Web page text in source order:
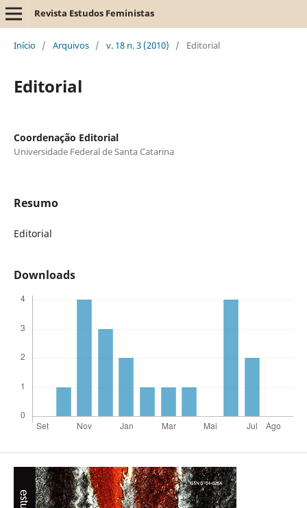
Revista Estudos Feministas
Início / Arquivos / v. 18 n. 3 (2010) / Editorial
Editorial
Coordenação Editorial
Universidade Federal de Santa Catarina
Resumo
Editorial
Downloads